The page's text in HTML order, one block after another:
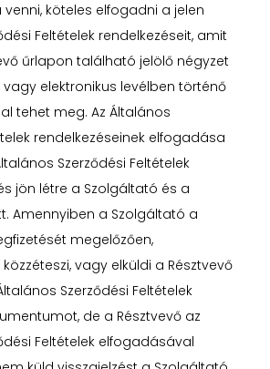
köteles elfogadni a jelen
Feltételek rendelkezéseit, amit
űrlapon található jelölő négyzet
elektronikus levélben történő
tehet meg. Az Általános
rendelkezéseinek elfogadása
Szerződési Feltételek
jön létre a Szolgáltató és a
Amennyiben a Szolgáltató a
megelőzően,
vagy elküldi a Résztvevő
Szerződési Feltételek
de a Résztvevő az
Feltételek elfogadásával